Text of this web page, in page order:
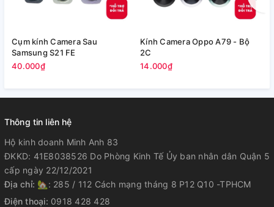
Cụm kính Camera Sau
Samsung S21 FE
40.000₫
Kính Camera Oppo A79 - Bộ
2C
14.000₫
Thông tin liên hệ
Hộ kinh doanh Minh Anh 83
ĐKKD: 41E8038526 Do Phòng Kinh Tế Ủy ban nhân dân Quận 5
cấp ngày 22/12/2021
Địa chỉ: 🏡: 285 / 112 Cách mạng tháng 8 P12 Q10 -TPHCM
Điện thoại: 0918 428 428